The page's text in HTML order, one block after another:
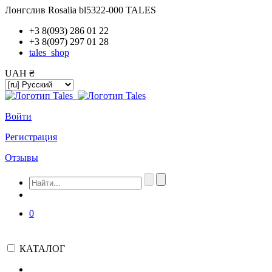
Лонгслив Rosalia bl5322-000 TALES
+3 8(093) 286 01 22
+3 8(097) 297 01 28
tales_shop
UAH ₴
Войти
Регистрация
Отзывы
0
КАТАЛОГ